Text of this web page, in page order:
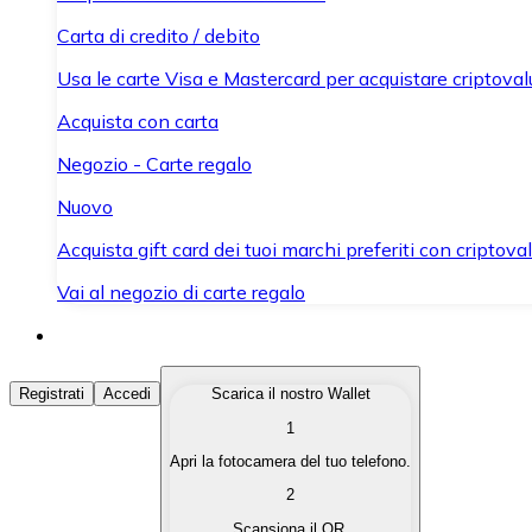
Carta di credito / debito
Usa le carte Visa e Mastercard per acquistare
Acquista con carta
Negozio - Carte regalo
Nuovo
Acquista gift card dei tuoi marchi preferiti con
Vai al negozio di carte regalo
Acquista Criptovalute
Acquista le criptovalute che ti interessano in modo
Converti le tue criptovalute in valuta fiat quando ne hai
Registrati Accedi
Scarica il nostro Wallet
1
Apri la fotocamera del tuo telefono.
2